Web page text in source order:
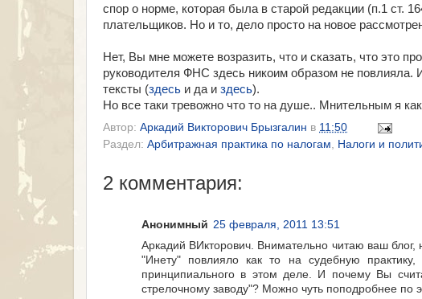
спор о норме, которая была в старой редакции (п.1 ст.
плательщиков. Но и то, дело просто на новое
Нет, Вы мне можете возразить, что и сказать, что это
руководителя ФНС здесь никоим образом не
тексты (здесь и да и здесь).
Но все таки тревожно что то на душе.. Мнительным я
Автор: Аркадий Викторович Брызгалин в 11:50
Раздел: Арбитражная практика по налогам Налоги и
2 комментария:
Анонимный 25 февраля, 2011 13:51
Аркадий ВИкторович. Внимательно читаю ваш
"Инету" повлияло как то на судебную
принципиального в этом деле. И почему Вы
стрелочному заводу"? Можно чуть поподробнее по